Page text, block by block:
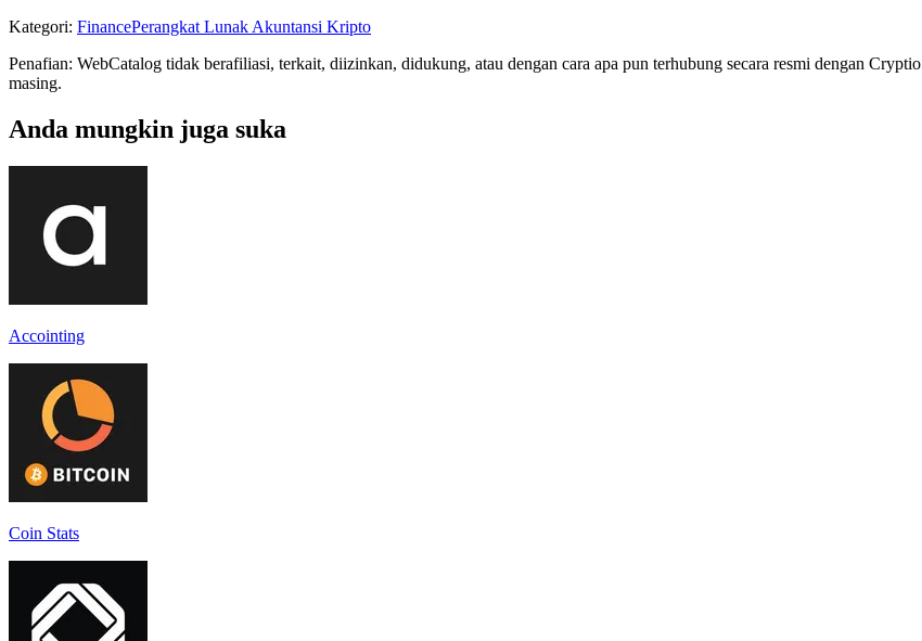
Kategori: FinancePerangkat Lunak Akuntansi Kripto
Penafian: WebCatalog tidak berafiliasi, terkait, diizinkan, didukung, atau dengan cara apa pun terhubung secara resmi dengan
masing.
Anda mungkin juga suka
Accointing
Coin Stats